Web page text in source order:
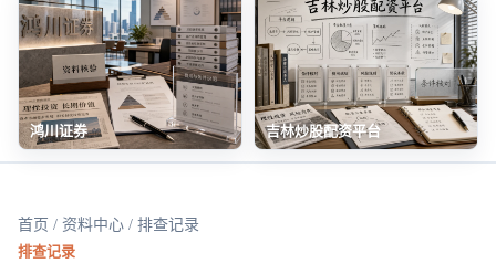
鸿川证券 吉林炒股配资平台
首页 / 资料中心 / 排查记录
排查记录